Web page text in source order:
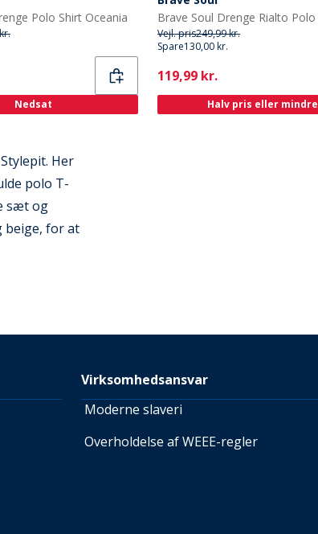
Polo Shirt Oceania
Nedsat
Vejl. pris249,99 kr.
Spare130,00 kr.
Current
119,99 kr.
Halv pris eller mindre
Her
polo T-
sæt og
beige, for at
Virksomhedsansvar
Moderne slaveri
Overholdelse af WEEE-regler